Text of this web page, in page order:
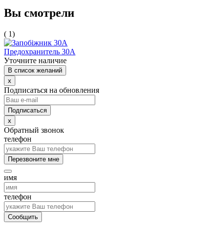
Вы смотрели
( 1)
Предохранитель 30А
Уточните наличие
В список желаний
x
Подписаться на обновления
x
Обратный звонок
телефон
Перезвоните мне
имя
телефон
Сообщить